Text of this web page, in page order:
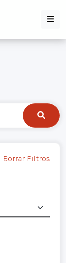
Borrar Filtros